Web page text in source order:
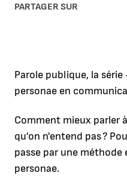
PARTAGER SUR
Parole publique, la série
personae en
Comment mieux parler
qu'on n'entend pas ?
passe par une méthode
personae.